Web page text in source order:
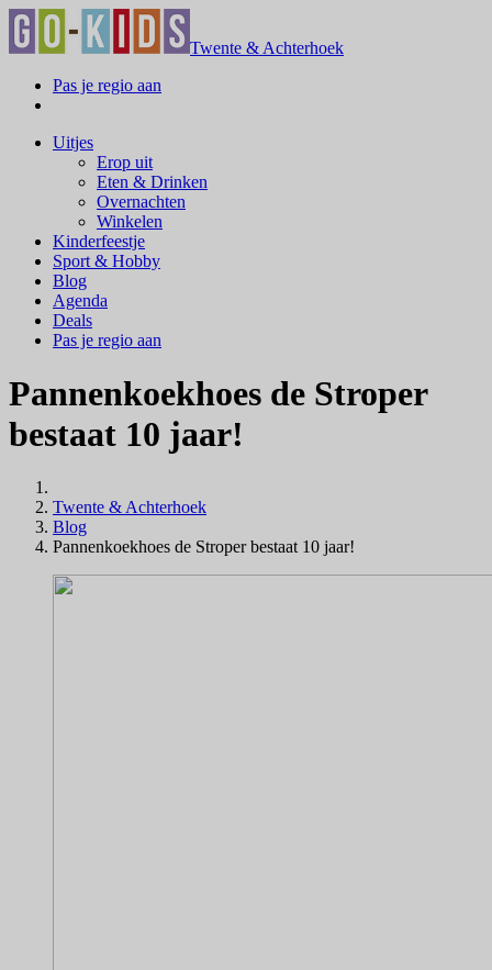
Twente & Achterhoek
Pas je regio aan
Uitjes
Erop uit
Eten & Drinken
Overnachten
Winkelen
Kinderfeestje
Sport & Hobby
Blog
Agenda
Deals
Pas je regio aan
Pannenkoekhoes de Stroper
bestaat 10 jaar!
Twente & Achterhoek
Blog
Pannenkoekhoes de Stroper bestaat 10 jaar!